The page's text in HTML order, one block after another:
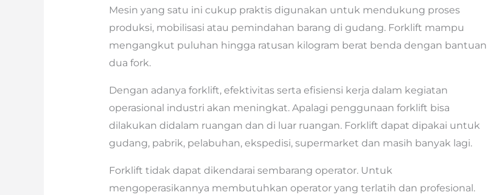
Mesin yang satu ini cukup praktis digunakan untuk mendukung proses
produksi, mobilisasi atau pemindahan barang di gudang. Forklift mampu
mengangkut puluhan hingga ratusan kilogram berat benda dengan bantuan
dua fork.
Dengan adanya forklift, efektivitas serta efisiensi kerja dalam kegiatan
operasional industri akan meningkat. Apalagi penggunaan forklift bisa
dilakukan didalam ruangan dan di luar ruangan. Forklift dapat dipakai untuk
gudang, pabrik, pelabuhan, ekspedisi, supermarket dan masih banyak lagi.
Forklift tidak dapat dikendarai sembarang operator. Untuk
mengoperasikannya membutuhkan operator yang terlatih dan profesional.